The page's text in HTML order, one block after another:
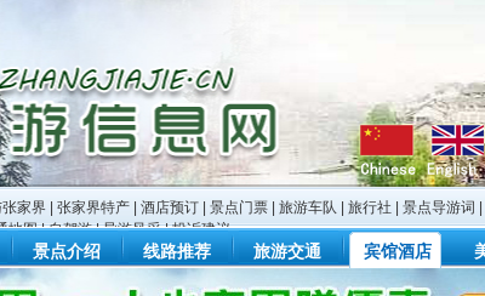
家界 张家界特产 酒店预订 景点门票 旅游车队 旅行社 景点导游词
地图|自驾游|导游风采|投诉建议
景点介绍 线路推荐 旅游交通 宾馆酒店